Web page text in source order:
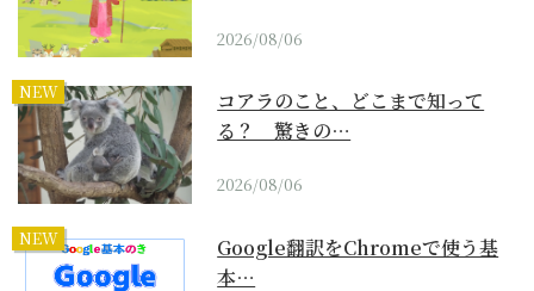
2026/08/06
NEW
コアラのこと、どこまで知って
る？ 驚きの…
2026/08/06
NEW
Google翻訳をChromeで使う基
本…